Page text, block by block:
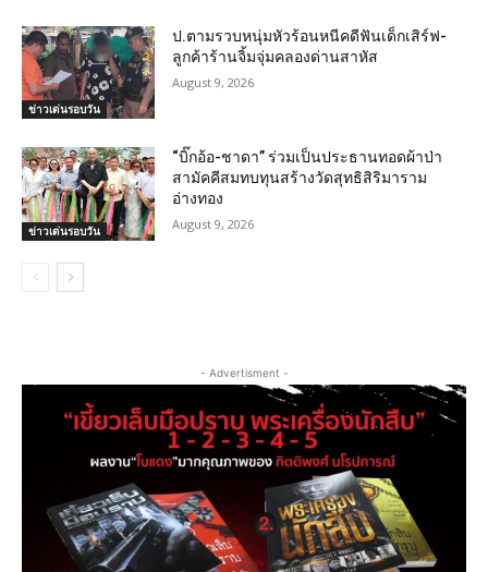
ข่าวเด่นรอบวัน
ป.ตามรวบหนุ่มหัวร้อนหนีคดีฟันเด็กเสิร์ฟ-
ลูกค้าร้านจิ้มจุ่มคลองด่านสาหัส
August 9, 2026
ข่าวเด่นรอบวัน
“บิ๊กอ้อ-ชาดา” ร่วมเป็นประธานทอดผ้าป่า
สามัคคีสมทบทุนสร้างวัดสุทธิสิริมาราม
อ่างทอง
August 9, 2026
- Advertisment -